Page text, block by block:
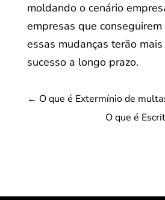
moldando o cenário
empresas que
essas mudanças terão
sucesso a longo prazo.
← O que é Extermínio de
O que é